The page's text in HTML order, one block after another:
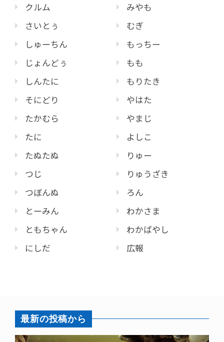
クルム
さいとぅ
しゅーちん
じょんどぅ
しんたに
そにどり
たかむら
たに
たぬたぬ
つじ
つぼんぬ
とーみん
ともちゃん
にしだ
みやも
むぎ
もっちー
もも
もりたき
やはた
やまじ
よしこ
りゅー
りゅうざき
ろん
わかさま
わかばやし
広報
最新の投稿から